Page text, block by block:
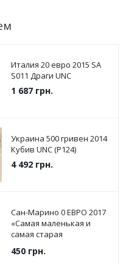
Италия 20 евро 2015 SА
S011 Драги UNC
1 687грн.
Украина 500 гривен 2014
Кубив UNC (P124)
4 492грн.
Сан-Марино 0 ЕВРО 2017
«Самая маленькая и
самая старая
450грн.